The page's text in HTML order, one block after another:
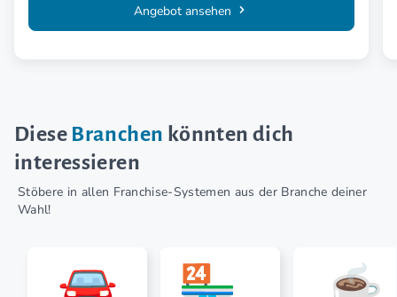
Angebot ansehen
Diese Branchen könnten dich
interessieren
Stöbere in allen Franchise-Systemen aus der Branche deiner
Wahl!